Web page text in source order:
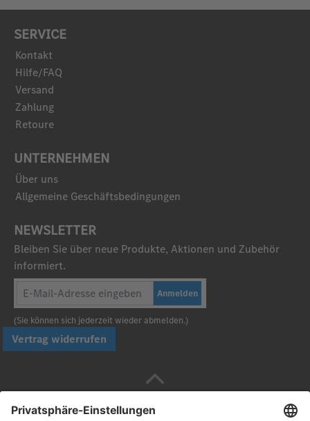
SERVICE
Kontakt
Hilfe/FAQ
Versand
Zahlung
Retoure
UNTERNEHMEN
Über uns
Allgemeine Geschäftsbedingungen
NEWSLETTER
Bleiben Sie über neue Produkte, Aktionen und Zubehör
informiert.
Anmelden
(Sie können sich jederzeit wieder abmelden.)
Vertrag widerrufen